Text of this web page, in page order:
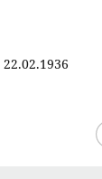
22.02.1936